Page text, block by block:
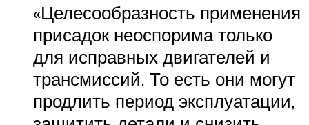
«Целесообразность применения
присадок неоспорима только
для исправных двигателей и
трансмиссий. То есть они могут
продлить период эксплуатации,